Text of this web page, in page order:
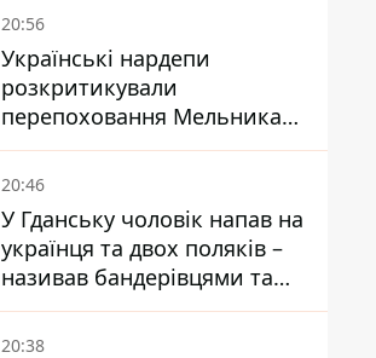
20:56
Українські нардепи
розкритикували
перепоховання Мельника
через ризик дипломатичної
ізоляції
20:46
У Гданську чоловік напав на
українця та двох поляків –
називав бандерівцями та
поводився агресивно
20:38